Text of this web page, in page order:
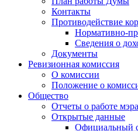
Контакты
Противодействие
Нормативно-
Сведения о
Документы
Ревизионная комиссия
О комиссии
Положение о
Общество
Отчеты о работе
Открытые данные
Официальный